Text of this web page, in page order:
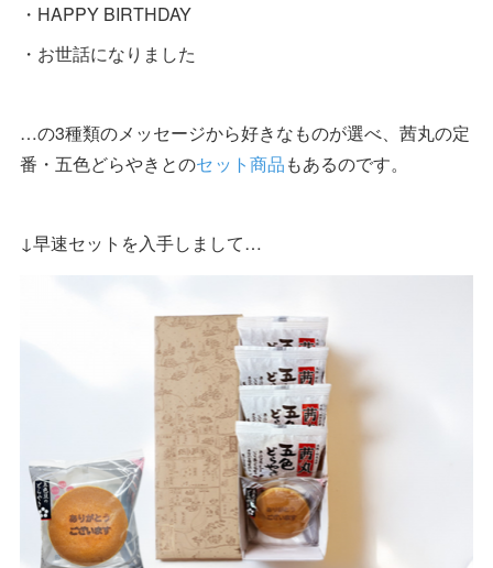
・HAPPY BIRTHDAY
・お世話になりました
…の3種類のメッセージから好きなものが選べ、茜丸の定
番・五色どらやきとのセット商品もあるのです。
↓早速セットを入手しまして…